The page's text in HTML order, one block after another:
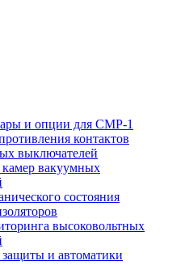
и опции для СМР-1
контактов
выключателей
камер вакуумных
состояния
высоковольтных
и автоматики